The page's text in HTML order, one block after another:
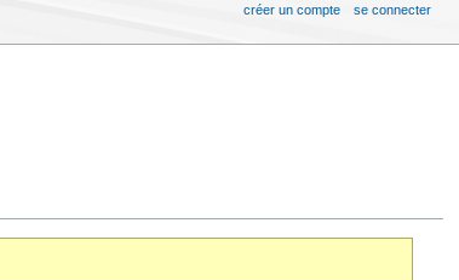
créer un compte se connecter